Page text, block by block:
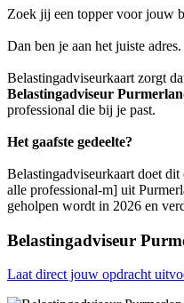
Zoek jij een topper voor jouw
Dan ben je aan het juiste adres.
Belastingadviseurkaart zorgt
Belastingadviseur
professional die bij je past.
Het gaafste gedeelte?
Belastingadviseurkaart doet
alle professional-m] uit
geholpen wordt in 2026 en
Belastingadviseur
Laat direct jouw opdracht